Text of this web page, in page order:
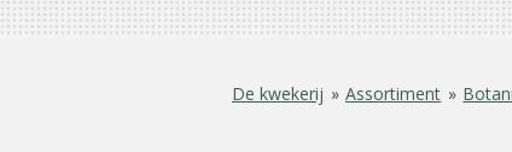
De kwekerij » Assortiment »